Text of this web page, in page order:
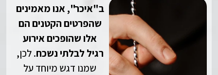
ב"איכר", אנו מאמינים
שהפרטים הקטנים הם
אלו שהופכים אירוע
רגיל לבלתי נשכח. לכן,
שמנו דגש מיוחד על